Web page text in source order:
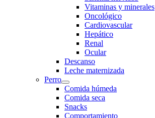
Vitaminas y minerales
Oncológico
Cardiovascular
Hepático
Renal
Ocular
Descanso
Leche maternizada
Perro
Comida húmeda
Comida seca
Snacks
Comportamiento